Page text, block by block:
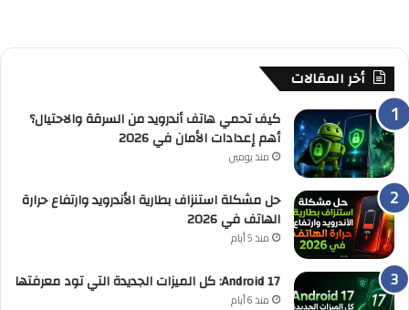
أخر المقالات
كيف تحمي هاتف أندرويد من السرقة والاحتيال؟
أهم إعدادات الأمان في 2026
منذ يومين
حل مشكلة استنزاف بطارية الأندرويد وارتفاع حرارة
الهاتف في 2026
منذ 5 أيام
Android 17: كل الميزات الجديدة التي تود معرفتها
منذ 6 أيام